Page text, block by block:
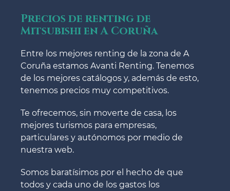
Precios de renting de
Mitsubishi en A Coruña
Entre los mejores renting de la zona de A
Coruña estamos Avanti Renting. Tenemos
de los mejores catálogos y, además de esto,
tenemos precios muy competitivos.
Te ofrecemos, sin moverte de casa, los
mejores turismos para empresas,
particulares y autónomos por medio de
nuestra web.
Somos baratísimos por el hecho de que
todos y cada uno de los gastos los